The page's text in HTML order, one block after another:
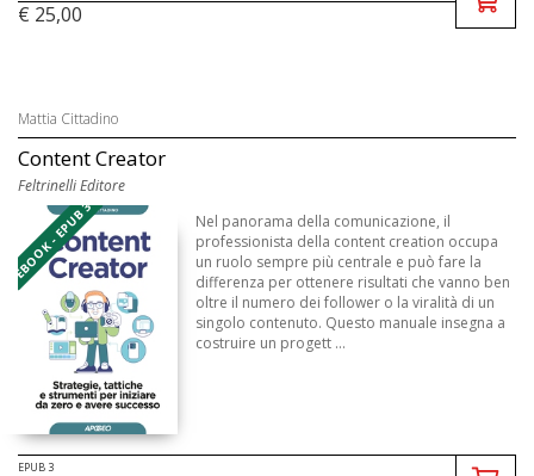
€ 25,00
Mattia Cittadino
Content Creator
Feltrinelli Editore
EBOOK - EPUB 3
Nel panorama della comunicazione, il
professionista della content creation occupa
un ruolo sempre più centrale e può fare la
differenza per ottenere risultati che vanno ben
oltre il numero dei follower o la viralità di un
singolo contenuto. Questo manuale insegna a
costruire un progett ...
EPUB 3